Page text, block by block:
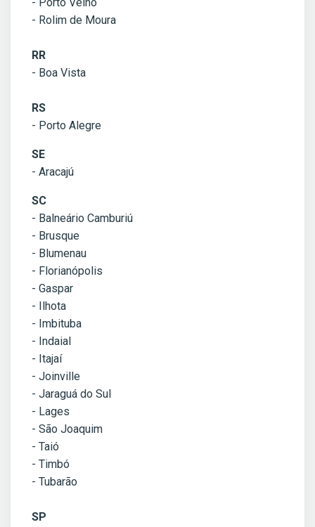
- Rolim de Moura
RR
- Boa Vista
RS
- Porto Alegre
SE
- Aracajú
SC
- Balneário Camburiú
- Brusque
- Blumenau
- Florianópolis
- Gaspar
- Ilhota
- Imbituba
- Indaial
- Itajaí
- Joinville
- Jaraguá do Sul
- Lages
- São Joaquim
- Taió
- Timbó
- Tubarão
SP